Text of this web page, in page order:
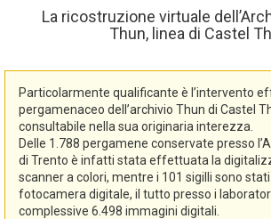
La ricostruzione virtuale
Thun, linea di Castel
Particolarmente qualificante è l’intervento
pergamenaceo dell’archivio Thun di Castel
consultabile nella sua originaria interezza.
Delle 1.788 pergamene conservate presso
di Trento è infatti stata effettuata la
scanner a colori, mentre i 101 sigilli sono
fotocamera digitale, il tutto presso i
complessive 6.498 immagini digitali.